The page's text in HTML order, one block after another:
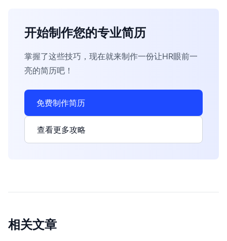
开始制作您的专业简历
掌握了这些技巧，现在就来制作一份让HR眼前一
亮的简历吧！
免费制作简历
查看更多攻略
相关文章